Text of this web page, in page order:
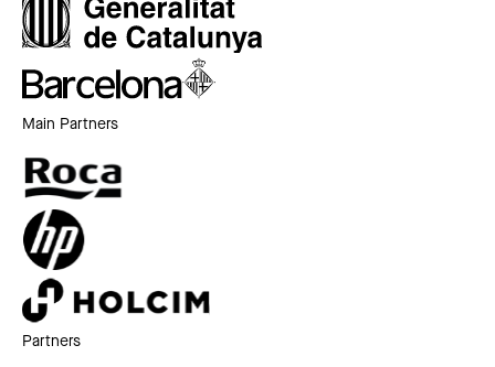
Main Partners
Partners